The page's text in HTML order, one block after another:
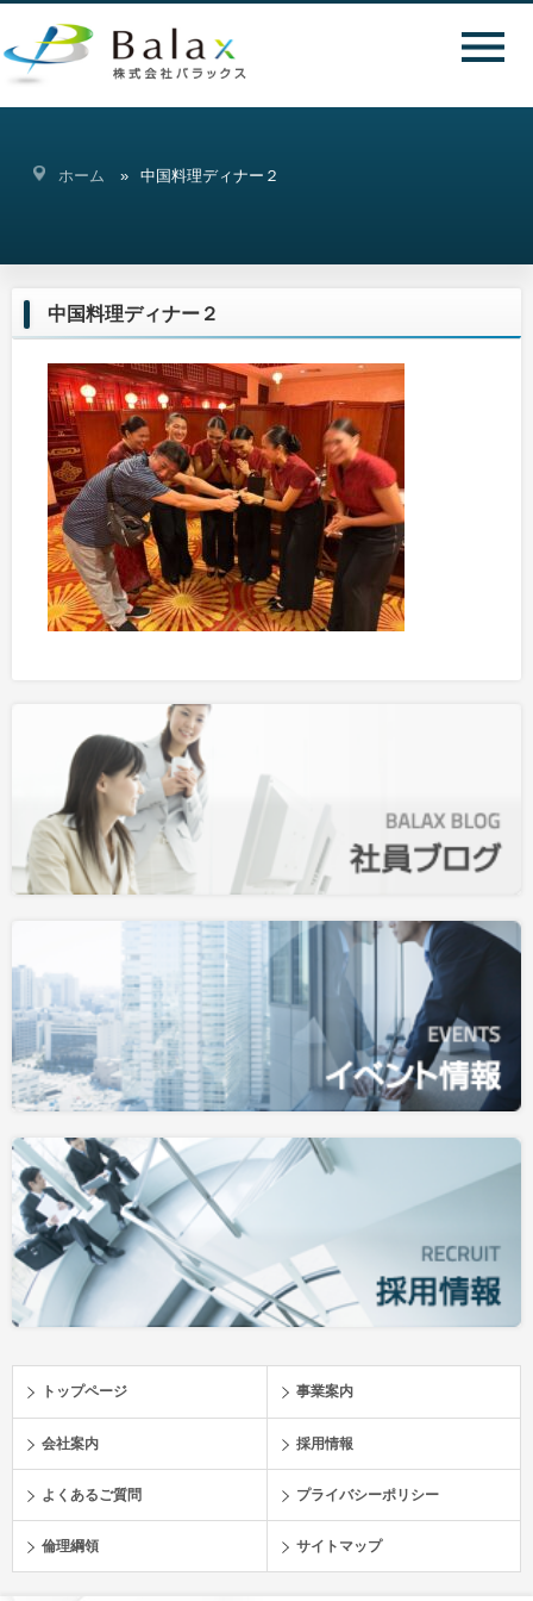
ホーム 中国料理ディナー２
中国料理ディナー２
トップページ 事業案内
会社案内 採用情報
よくあるご質問 プライバシーポリシー
倫理綱領 サイトマップ